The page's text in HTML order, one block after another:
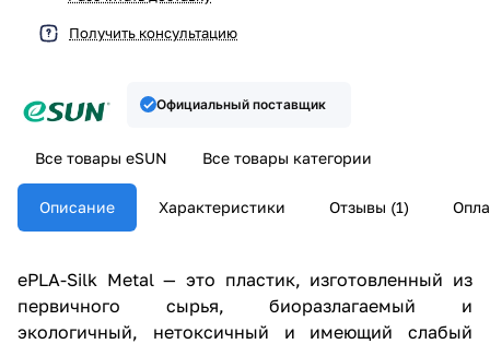
Получить консультацию
Официальный поставщик
Все товары eSUN Все товары категории
Описание Характеристики Отзывы (1)
ePLA-Silk Metal — это пластик, изготовленный из
первичного сырья, биоразлагаемый и
экологичный, нетоксичный и имеющий слабый